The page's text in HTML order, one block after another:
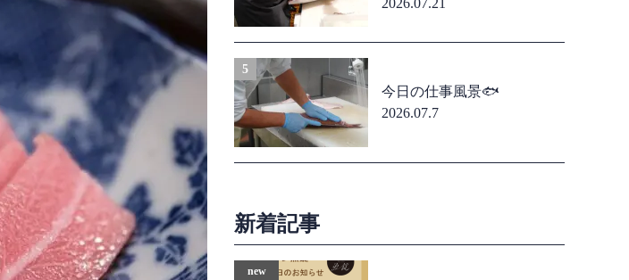
2026.07.21
今日の仕事風景🐟
2026.07.7
新着記事